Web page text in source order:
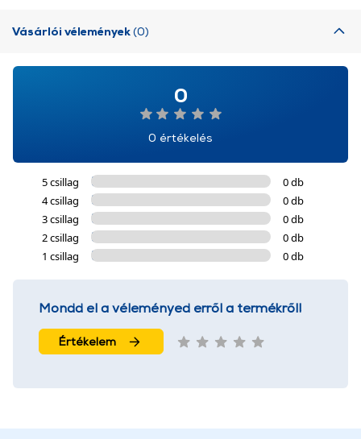
Vásárlói vélemények(0)
0
0 értékelés
5 csillag
0 db
4 csillag
0 db
3 csillag
0 db
2 csillag
0 db
1 csillag
0 db
Mondd el a véleményed erről a termékről!
Értékelem